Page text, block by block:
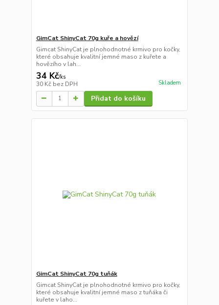
GimCat ShinyCat 70g kuře a hovězí
Gimcat ShinyCat je plnohodnotné krmivo pro kočky,
které obsahuje kvalitní jemné maso z kuřete a
hovězího v lah...
34 Kč/ks
30 Kč bez DPH Skladem
Přidat do košíku
GimCat ShinyCat 70g tuňák
Gimcat ShinyCat je plnohodnotné krmivo pro kočky,
které obsahuje kvalitní jemné maso z tuňáka či
kuřete v laho...